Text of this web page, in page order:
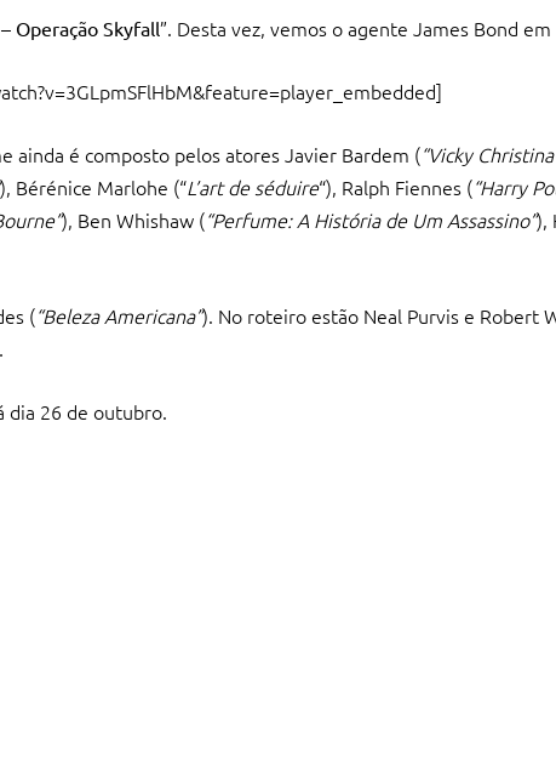
Operação Skyfall”. Desta vez, vemos o agente James Bond
ainda é composto pelos atores Javier Bardem (“Vicky
), Bérénice Marlohe (“L’art de séduire“), Ralph Fiennes (“Harry
), Ben Whishaw (“Perfume: A História de Um Assassino”),
(“Beleza Americana”). No roteiro estão Neal Purvis e Robert
dia 26 de outubro.